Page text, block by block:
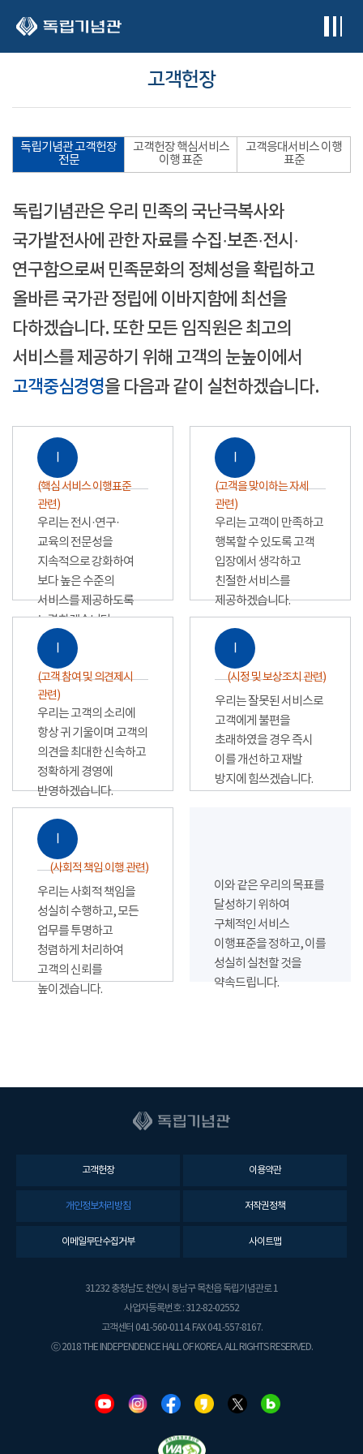
고객헌장
독립기념관 고객헌장
전문
고객헌장 핵심서비스
이행 표준
고객응대서비스 이행
표준
독립기념관은 우리 민족의 국난극복사와
국가발전사에 관한 자료를 수집·보존·전시·
연구함으로써 민족문화의 정체성을 확립하고
올바른 국가관 정립에 이바지함에 최선을
다하겠습니다. 또한 모든 임직원은 최고의
서비스를 제공하기 위해 고객의 눈높이에서
고객중심경영을 다음과 같이 실천하겠습니다.
Ⅰ
(핵심 서비스 이행표준
관련)
우리는 전시·연구·
교육의 전문성을
지속적으로 강화하여
보다 높은 수준의
서비스를 제공하도록
노력하겠습니다.
Ⅰ
(고객을 맞이하는 자세
관련)
우리는 고객이 만족하고
행복할 수 있도록 고객
입장에서 생각하고
친절한 서비스를
제공하겠습니다.
Ⅰ
(고객 참여 및 의견제시
관련)
우리는 고객의 소리에
항상 귀 기울이며 고객의
의견을 최대한 신속하고
정확하게 경영에
반영하겠습니다.
Ⅰ
(시정 및 보상조치 관련)
우리는 잘못된 서비스로
고객에게 불편을
초래하였을 경우 즉시
이를 개선하고 재발
방지에 힘쓰겠습니다.
Ⅰ
(사회적 책임 이행 관련)
우리는 사회적 책임을
성실히 수행하고, 모든
업무를 투명하고
청렴하게 처리하여
고객의 신뢰를
높이겠습니다.
이와 같은 우리의 목표를
달성하기 위하여
구체적인 서비스
이행표준을 정하고, 이를
성실히 실천할 것을
약속드립니다.
고객헌장 이용약관
개인정보처리방침 저작권정책
이메일무단수집거부 사이트맵
31232 충청남도 천안시 동남구 목천읍 독립기념관로 1
사업자등록번호 : 312-82-02552
고객센터 041-560-0114. FAX 041-557-8167.
ⓒ 2018 THE INDEPENDENCE HALL OF KOREA. ALL RIGHTS RESERVED.